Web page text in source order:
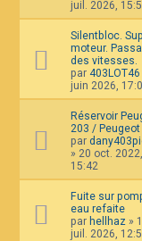
juil. 2026,
Silentbloc.
moteur.
des vitesses.
par 403LOT46
juin 2026,
Réservoir
203 / Peugeot
par
» 20 oct. 2022,
15:42
Fuite sur
eau refaite
par hellhaz »
juil. 2026,